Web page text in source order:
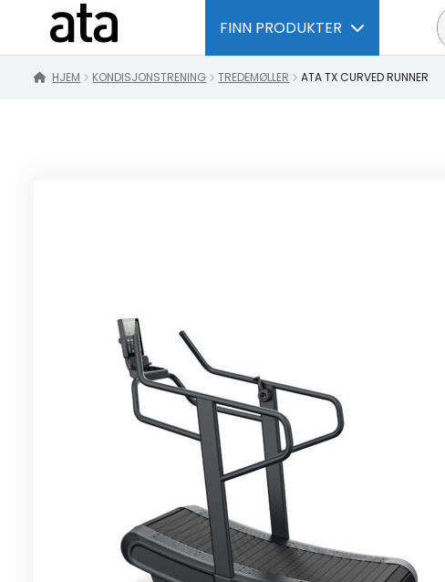
FINN PRODUKTER
HJEM KONDISJONSTRENING TREDEMØLLER ATA TX CURVED RUNNER